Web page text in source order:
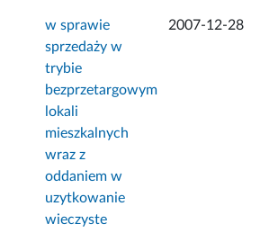
w sprawie
sprzedaży w
trybie
bezprzetargowym
lokali
mieszkalnych
wraz z
oddaniem w
uzytkowanie
wieczyste
2007-12-28